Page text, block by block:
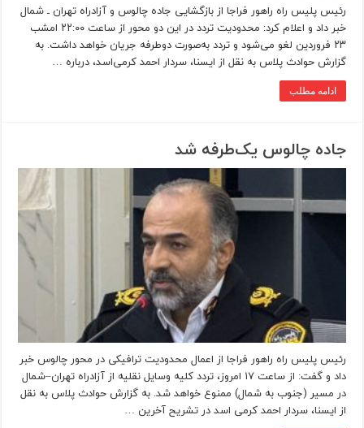
رئیس پلیس راه راهور فراجا از بازگشایی جاده چالوس و آزادراه تهران ـ شمال
خبر داد و اعلام کرد: محدودیت تردد در این دو محور از ساعت ۲۲:۰۰ امشب
۲۳ فروردین لغو می‌شود و تردد به‌صورت دوطرفه جریان خواهد داشت. به
گزارش حوادث پلاس به نقل از ایسنا، سردار احمد کرمی‌اسد، درباره …
ادامه مطلب
جاده چالوس یک‌طرفه شد
رئیس پلیس راه راهور فراجا از اعمال محدودیت ترافیکی در محور چالوس خبر
داد و گفت: از ساعت ۱۷ امروز، تردد کلیه وسایل نقلیه از آزادراه تهران–شمال
در مسیر (جنوب به شمال) ممنوع خواهد شد. به گزارش حوادث پلاس به نقل
از ایسنا، سردار احمد کرمی اسد در تشریح آخرین …